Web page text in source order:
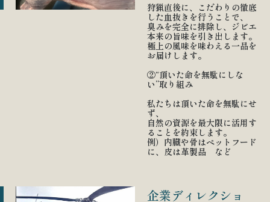
狩猟直後に、こだわりの徹底
した血抜きを行うことで、
臭みを完全に排除し、ジビエ
本来の旨味を引き出します。
極上の風味を味わえる一品を
お届けします。
②“頂いた命を無駄にしな
い”取り組み
私たちは頂いた命を無駄にせ
ず、
自然の資源を最大限に活用す
ることを約束します。
例）内臓や骨はペットフード
に、皮は革製品 など
企業ディレクショ